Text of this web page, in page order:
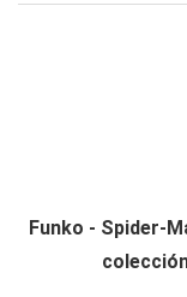
Funko - Spider-